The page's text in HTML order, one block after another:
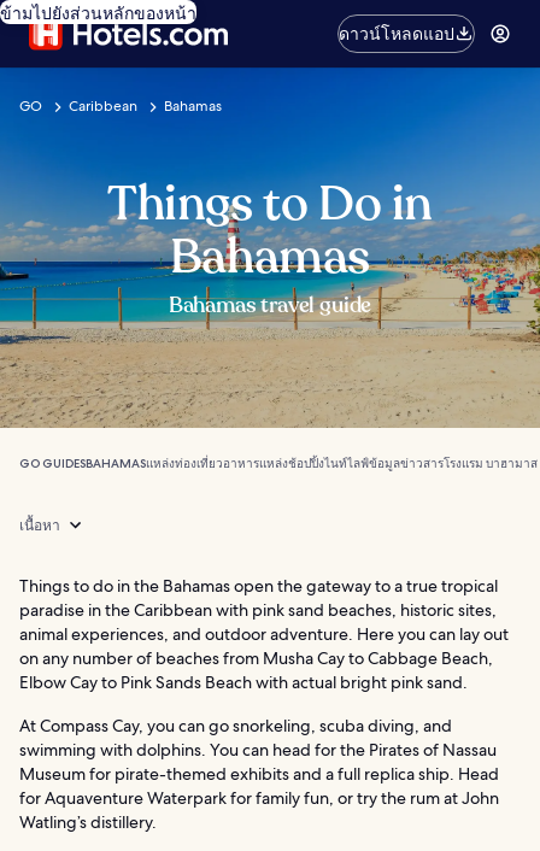
ข้ามไปยังส่วนหลักของหน้า
ดาวน์โหลดแอป
GO Caribbean Bahamas
Things to Do in
Bahamas
Bahamas travel guide
GO GUIDESBAHAMASแหล่งท่องเที่ยวอาหารแหล่งช้อปปิ้งไนท์ไลฟ์ข้อมูลข่าวสารโรงแรม บาฮามาส
เนื้อหา
Things to do in the Bahamas open the gateway to a true tropical
paradise in the Caribbean with pink sand beaches, historic sites,
animal experiences, and outdoor adventure. Here you can lay out
on any number of beaches from Musha Cay to Cabbage Beach,
Elbow Cay to Pink Sands Beach with actual bright pink sand.
At Compass Cay, you can go snorkeling, scuba diving, and
swimming with dolphins. You can head for the Pirates of Nassau
Museum for pirate-themed exhibits and a full replica ship. Head
for Aquaventure Waterpark for family fun, or try the rum at John
Watling’s distillery.